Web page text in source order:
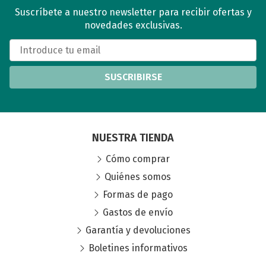
Suscríbete a nuestro newsletter para recibir ofertas y
novedades exclusivas.
SUSCRIBIRSE
NUESTRA TIENDA
Cómo comprar
Quiénes somos
Formas de pago
Gastos de envío
Garantía y devoluciones
Boletines informativos